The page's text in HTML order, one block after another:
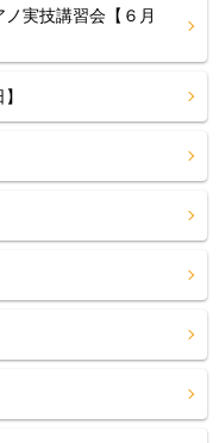
実技講習会【６月